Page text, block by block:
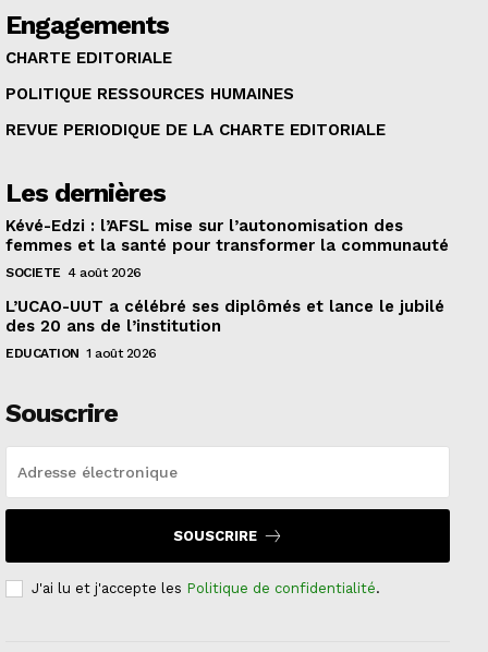
Engagements
CHARTE EDITORIALE
POLITIQUE RESSOURCES HUMAINES
REVUE PERIODIQUE DE LA CHARTE EDITORIALE
Les dernières
Kévé-Edzi : l’AFSL mise sur l’autonomisation des
femmes et la santé pour transformer la communauté
SOCIETE 4 août 2026
L’UCAO-UUT a célébré ses diplômés et lance le jubilé
des 20 ans de l’institution
EDUCATION 1 août 2026
Souscrire
SOUSCRIRE
J'ai lu et j'accepte les Politique de confidentialité.